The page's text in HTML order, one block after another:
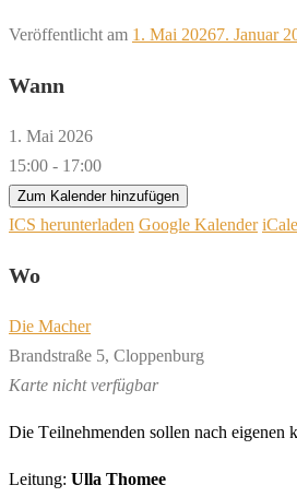
Veröffentlicht am 1. Mai 20267. Januar
Wann
1. Mai 2026
15:00 - 17:00
Zum Kalender hinzufügen
ICS herunterladen Google Kalender
Wo
Die Macher
Brandstraße 5, Cloppenburg
Karte nicht verfügbar
Die Teilnehmenden sollen nach eigenen
Leitung: Ulla Thomee